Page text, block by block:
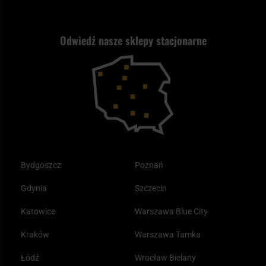
Reklamacje i gwarancja
Odwiedź nasze sklepy stacjonarne
Bydgoszcz
Gdynia
Katowice
Kraków
Łódź
Poznań
Szczecin
Warszawa Blue City
Warszawa Tamka
Wrocław Bielany
Kupony i kody rabatowe
Plecak ewakuacyjny preppersa
Samoobrona